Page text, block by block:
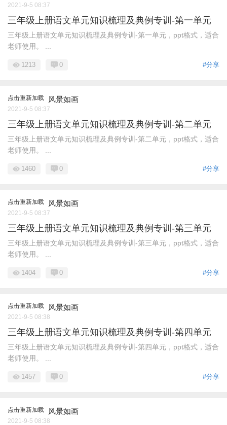
2021-9-5 08:37
三年级上册语文单元知识梳理及典例专训-第一单元
三年级上册语文单元知识梳理及典例专训-第一单元，ppt格式，适合
老师使用。 ...
#分享
1213 0
点击重新加载 风景如画
2021-9-5 08:37
三年级上册语文单元知识梳理及典例专训-第二单元
三年级上册语文单元知识梳理及典例专训-第二单元，ppt格式，适合
老师使用。 ...
#分享
1460 0
点击重新加载 风景如画
2021-9-5 08:37
三年级上册语文单元知识梳理及典例专训-第三单元
三年级上册语文单元知识梳理及典例专训-第三单元，ppt格式，适合
老师使用。 ...
#分享
1404 0
点击重新加载 风景如画
2021-9-5 08:38
三年级上册语文单元知识梳理及典例专训-第四单元
三年级上册语文单元知识梳理及典例专训-第四单元，ppt格式，适合
老师使用。 ...
#分享
1457 0
点击重新加载 风景如画
2021-9-5 08:38